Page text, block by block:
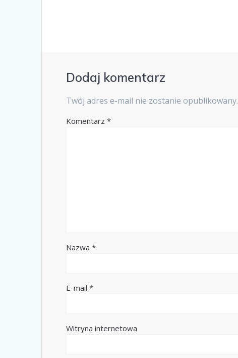
Dodaj komentarz
Twój adres e-mail nie zostanie opublikowany.
Komentarz*
Nazwa*
E-mail*
Witryna internetowa